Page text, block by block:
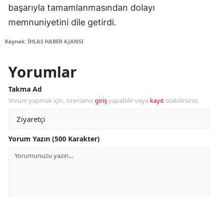
başarıyla tamamlanmasından dolayı
memnuniyetini dile getirdi.
Kaynak: İHLAS HABER AJANSI
Yorumlar
Takma Ad
Yorum yapmak için, istersenizgirişyapabilir veya kayıt olabilirsiniz.
Yorum Yazın (500 Karakter)